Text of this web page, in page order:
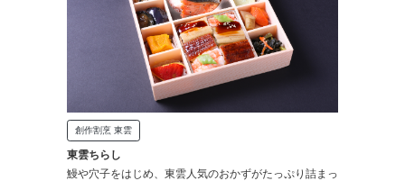
創作割烹 東雲
東雲ちらし
鰻や穴子をはじめ、東雲人気のおかずがたっぷり詰まっ